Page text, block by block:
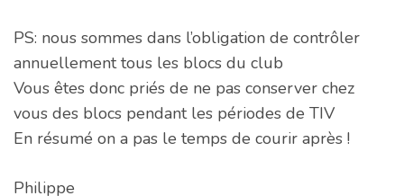
PS: nous sommes dans l’obligation de contrôler
annuellement tous les blocs du club
Vous êtes donc priés de ne pas conserver chez
vous des blocs pendant les périodes de TIV
En résumé on a pas le temps de courir après !
Philippe